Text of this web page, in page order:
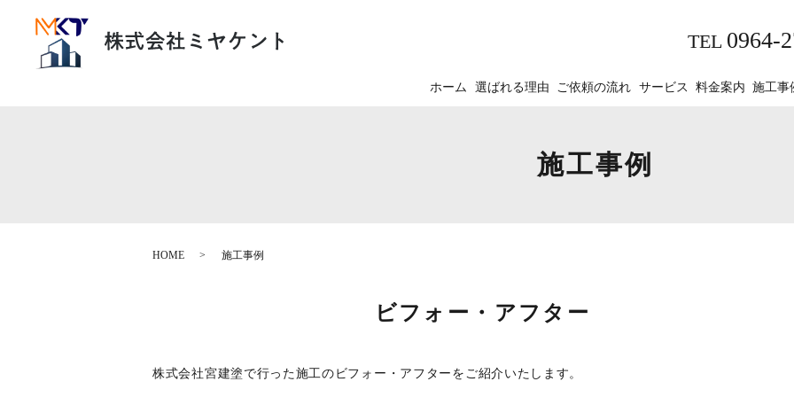
ホーム 選ばれる理由 ご依頼の流れ サービス 料金案内 施工事
TEL 0964-
施工事例
HOME 施工事例
ビフォー・アフター
株式会社宮建塗で行った施工のビフォー・アフターをご紹介いたします。